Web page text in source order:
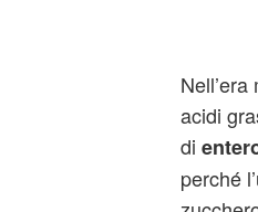
acidi
di
perché